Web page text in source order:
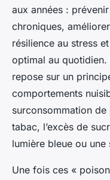
aux années :
chroniques,
résilience au stress
optimal au
repose sur un
comportements
surconsommation
tabac, l’excès de
lumière bleue ou
Une fois ces «